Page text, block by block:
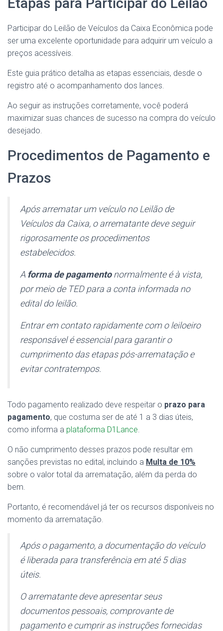
Participar do Leilão de Veículos da Caixa Econômica pode
ser uma excelente oportunidade para adquirir um veículo a
preços acessíveis.
Este guia prático detalha as etapas essenciais, desde o
registro até o acompanhamento dos lances.
Ao seguir as instruções corretamente, você poderá
maximizar suas chances de sucesso na compra do veículo
desejado.
Procedimentos de Pagamento e
Prazos
Após arrematar um veículo no Leilão de
Veículos da Caixa, o arrematante deve seguir
rigorosamente os procedimentos
estabelecidos.
A forma de pagamentonormalmente é à vista,
por meio de TED para a conta informada no
edital do leilão.
Entrar em contato rapidamente com o leiloeiro
responsável é essencial para garantir o
cumprimento das etapas pós-arrematação e
evitar contratempos.
Todo pagamento realizado deve respeitar o prazo para
pagamento, que costuma ser de até 1 a 3 dias úteis,
como informa a plataforma D1Lance.
O não cumprimento desses prazos pode resultar em
sanções previstas no edital, incluindo a Multa de 10%
sobre o valor total da arrematação, além da perda do
bem.
Portanto, é recomendável já ter os recursos disponíveis no
momento da arrematação.
Após o pagamento, a documentação do veículo
é liberada para transferência em até 5 dias
úteis.
O arrematante deve apresentar seus
documentos pessoais, comprovante de
pagamento e cumprir as instruções fornecidas